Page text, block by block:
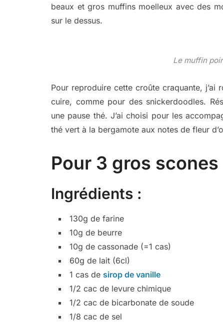
beaux et gros muffins moelleux avec des
sur le dessus.
Le muffin
Pour reproduire cette croûte craquante,
cuire, comme pour des snickerdoodles.
une pause thé. J’ai choisi pour les
thé vert à la bergamote aux notes de fleur
Pour 3 gros scones
Ingrédients :
130g de farine
10g de beurre
10g de cassonade (=1 cas)
60g de lait (6cl)
1 cas de sirop de vanille
1/2 cac de levure chimique
1/2 cac de bicarbonate de soude
1/8 cac de sel